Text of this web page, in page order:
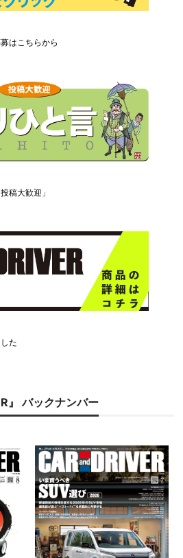
はこちらから
稿大歓迎」
た
』 バックナンバー